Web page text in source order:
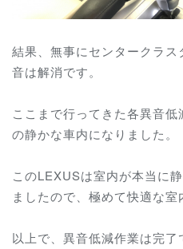
結果、無事にセンタークラス
音は解消です。
ここまで行ってきた各異音
の静かな車内になりました。
このLEXUSは室内が本当に
ましたので、極めて快適な室
以上で、異音低減作業は完